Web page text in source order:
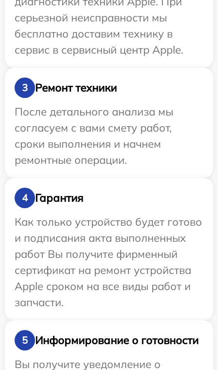
серьезной неисправности мы
бесплатно доставим технику в
сервис в сервисный центр Apple.
3
Ремонт техники
После детального анализа мы
согласуем с вами смету работ,
сроки выполнения и начнем
ремонтные операции.
4
Гарантия
Как только устройство будет готово
и подписания акта выполненных
работ Вы получите фирменный
сертификат на ремонт устройства
Apple сроком на все виды работ и
запчасти.
5
Информирование о готовности
Вы получите уведомление о